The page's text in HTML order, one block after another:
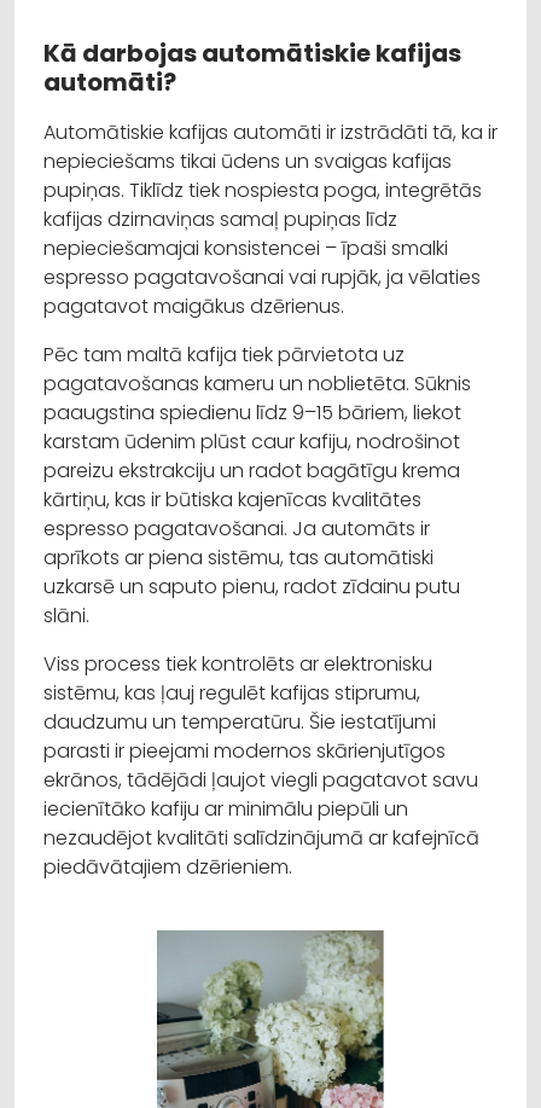
Kā darbojas automātiskie kafijas
automāti?
Automātiskie kafijas automāti ir izstrādāti tā, ka ir
nepieciešams tikai ūdens un svaigas kafijas
pupiņas. Tiklīdz tiek nospiesta poga, integrētās
kafijas dzirnaviņas samaļ pupiņas līdz
nepieciešamajai konsistencei – īpaši smalki
espresso pagatavošanai vai rupjāk, ja vēlaties
pagatavot maigākus dzērienus.
Pēc tam maltā kafija tiek pārvietota uz
pagatavošanas kameru un noblietēta. Sūknis
paaugstina spiedienu līdz 9–15 bāriem, liekot
karstam ūdenim plūst caur kafiju, nodrošinot
pareizu ekstrakciju un radot bagātīgu krema
kārtiņu, kas ir būtiska kajenīcas kvalitātes
espresso pagatavošanai. Ja automāts ir
aprīkots ar piena sistēmu, tas automātiski
uzkarsē un saputo pienu, radot zīdainu putu
slāni.
Viss process tiek kontrolēts ar elektronisku
sistēmu, kas ļauj regulēt kafijas stiprumu,
daudzumu un temperatūru. Šie iestatījumi
parasti ir pieejami modernos skārienjutīgos
ekrānos, tādējādi ļaujot viegli pagatavot savu
iecienītāko kafiju ar minimālu piepūli un
nezaudējot kvalitāti salīdzinājumā ar kafejnīcā
piedāvātajiem dzērieniem.